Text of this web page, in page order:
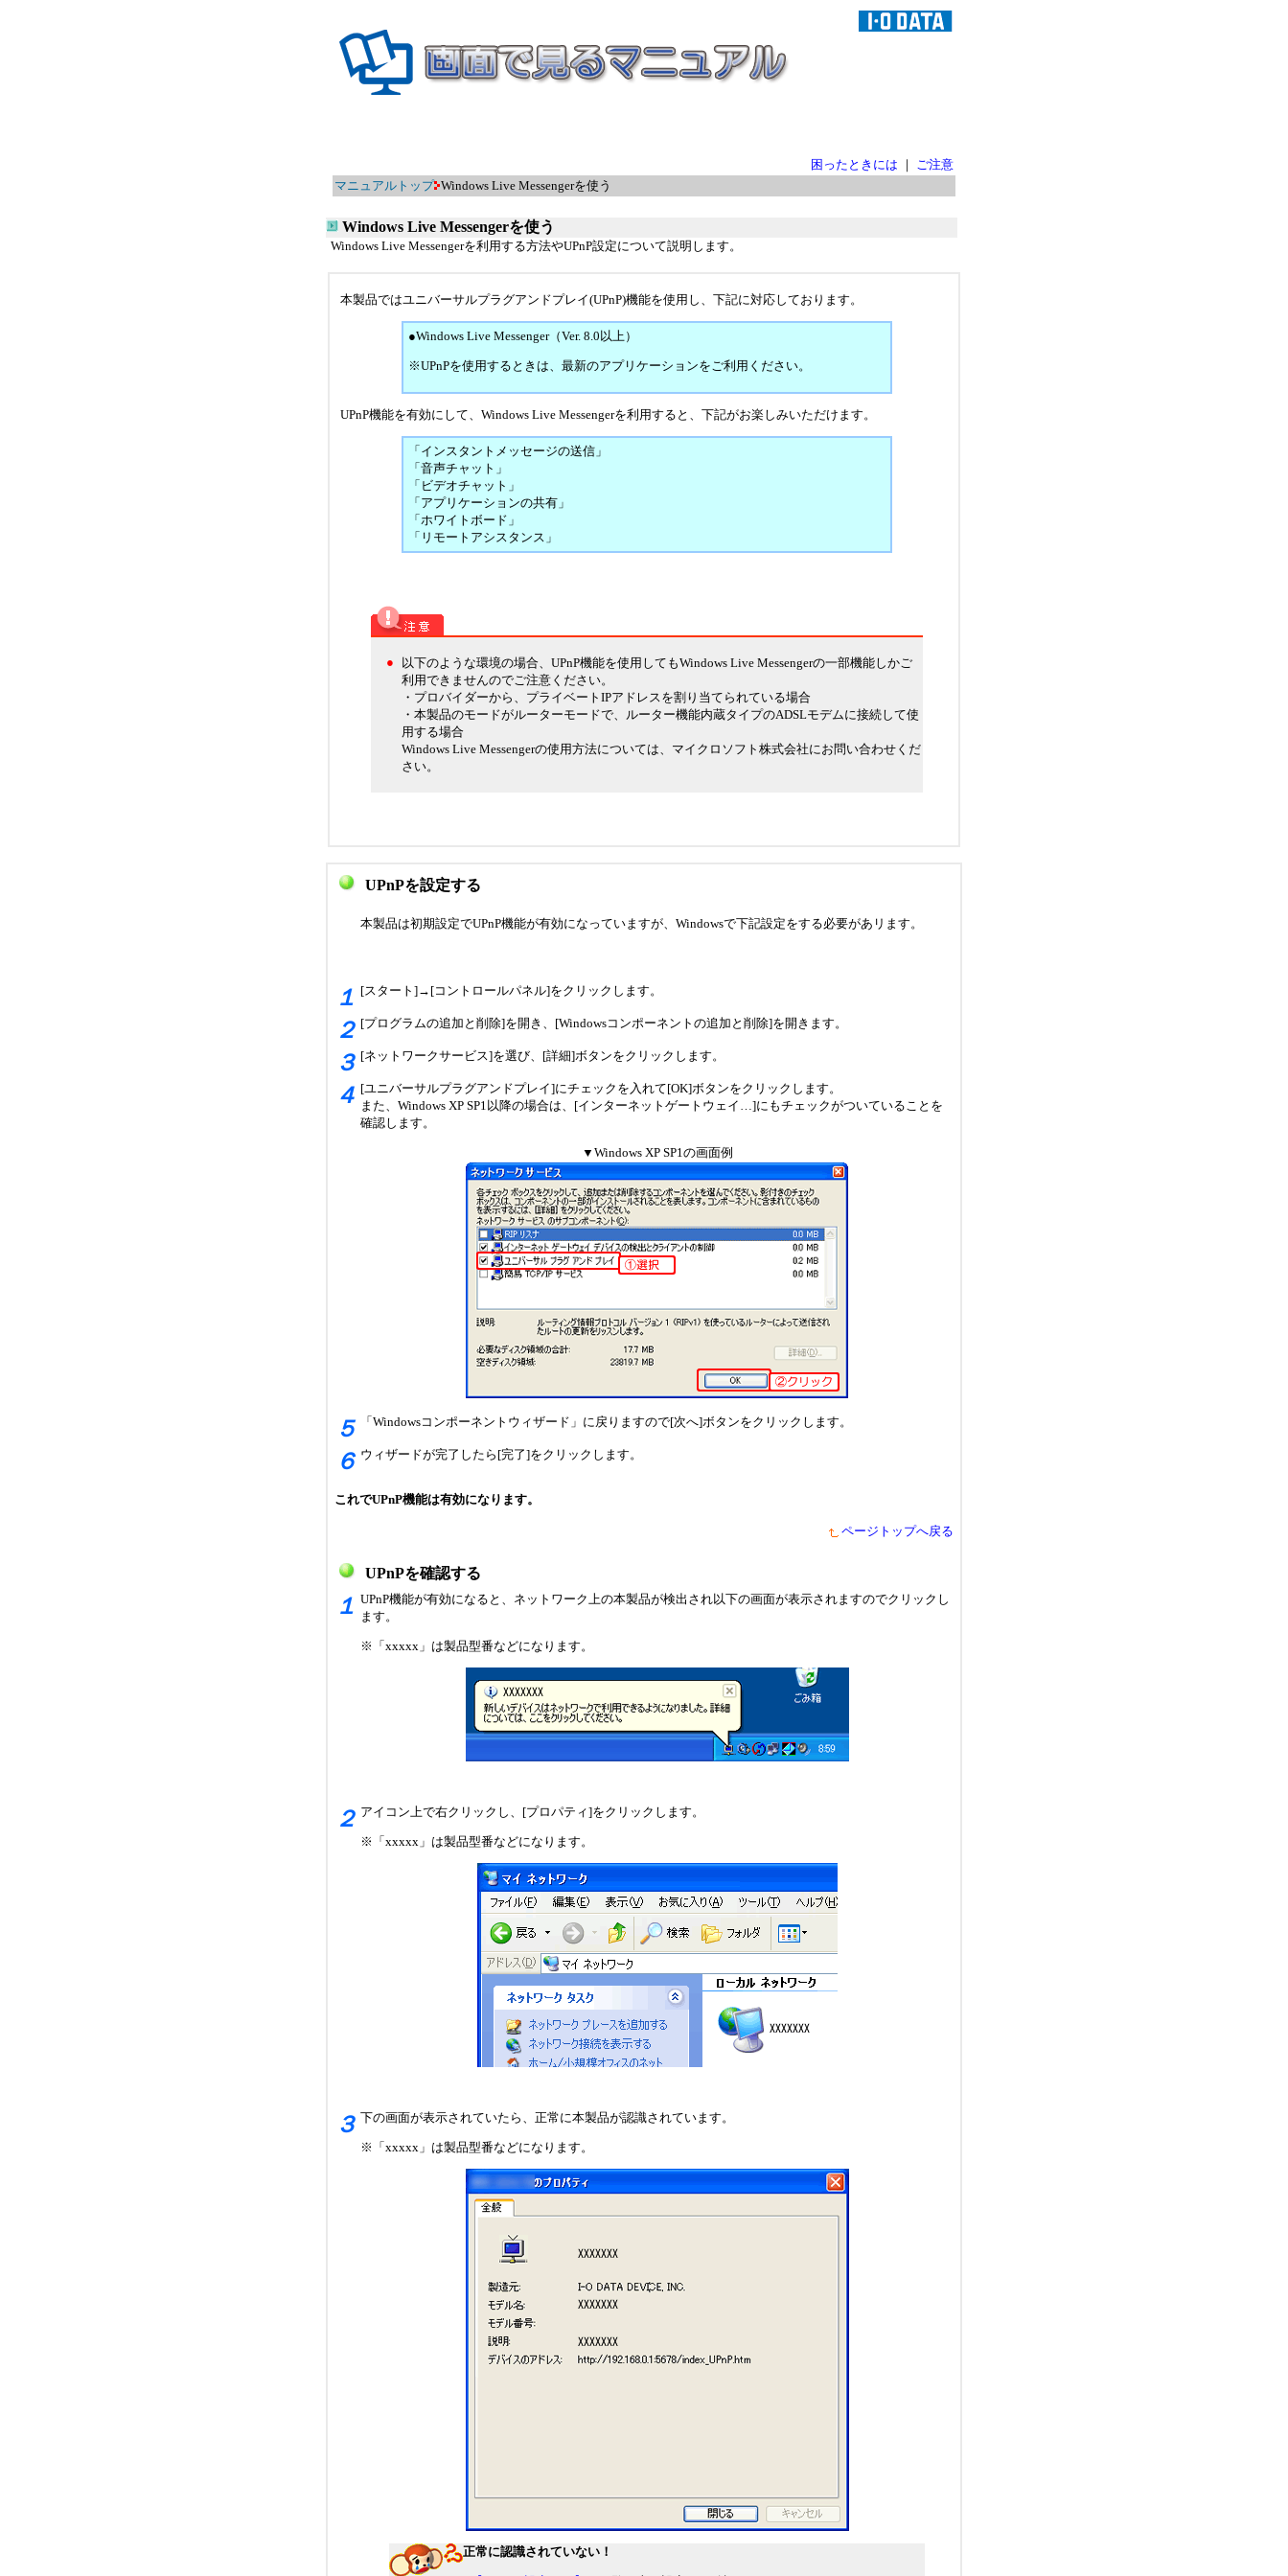
困ったときには ｜ ご注意
マニュアルトップ Windows Live Messengerを使う
Windows Live Messengerを使う
Windows Live Messengerを利用する方法やUPnP設定について説明します。
本製品ではユニバーサルプラグアンドプレイ(UPnP)機能を使用し、下記に対応しております。
●Windows Live Messenger（Ver. 8.0以上）
※UPnPを使用するときは、最新のアプリケーションをご利用ください。
UPnP機能を有効にして、Windows Live Messengerを利用すると、下記がお楽しみいただけます。
「インスタントメッセージの送信」
「音声チャット」
「ビデオチャット」
「アプリケーションの共有」
「ホワイトボード」
「リモートアシスタンス」
●
以下のような環境の場合、UPnP機能を使用してもWindows Live Messengerの一部機能しかご
利用できませんのでご注意ください。
・プロバイダーから、プライベートIPアドレスを割り当てられている場合
・本製品のモードがルーターモードで、ルーター機能内蔵タイプのADSLモデムに接続して使
用する場合
Windows Live Messengerの使用方法については、マイクロソフト株式会社にお問い合わせくだ
さい。
UPnPを設定する
本製品は初期設定でUPnP機能が有効になっていますが、Windowsで下記設定をする必要があリます。
１ [スタート]→[コントロールパネル]をクリックします。
２ [プログラムの追加と削除]を開き、[Windowsコンポーネントの追加と削除]を開きます。
３ [ネットワークサービス]を選び、[詳細]ボタンをクリックします。
４ [ユニバーサルプラグアンドプレイ]にチェックを入れて[OK]ボタンをクリックします。
また、Windows XP SP1以降の場合は、[インターネットゲートウェイ…]にもチェックがついていることを
確認します。
▼Windows XP SP1の画面例
５ 「Windowsコンポーネントウィザード」に戻りますので[次へ]ボタンをクリックします。
６ ウィザードが完了したら[完了]をクリックします。
これでUPnP機能は有効になります。
ページトップへ戻る
UPnPを確認する
１ UPnP機能が有効になると、ネットワーク上の本製品が検出され以下の画面が表示されますのでクリックし
ます。
※「xxxxx」は製品型番などになります。
２ アイコン上で右クリックし、[プロパティ]をクリックします。
※「xxxxx」は製品型番などになります。
３ 下の画面が表示されていたら、正常に本製品が認識されています。
※「xxxxx」は製品型番などになります。
正常に認識されていない！